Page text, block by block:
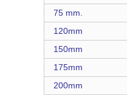
75 mm.
120mm
150mm
175mm
200mm